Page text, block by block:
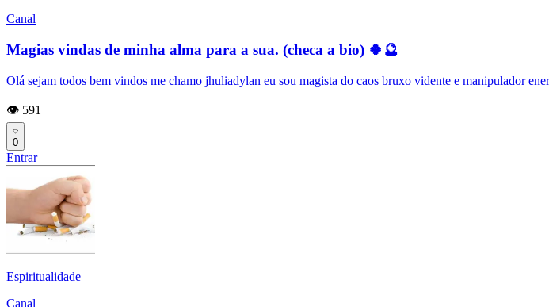
Canal
Magias vindas de minha alma para a sua. (checa a bio) 🍀🔮
Olá sejam todos bem vindos me chamo jhuliadylan eu sou magista do caos bruxo vidente e manipulador
👁️ 591
0
Entrar
Espiritualidade
Canal